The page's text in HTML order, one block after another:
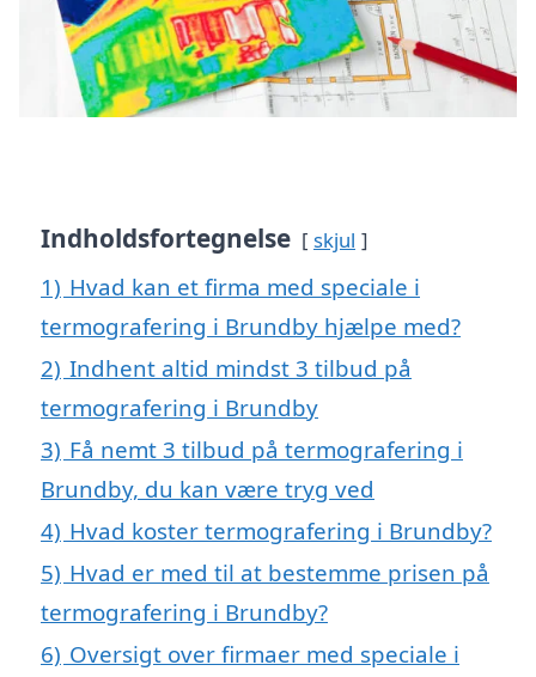
Indholdsfortegnelse skjul
1) Hvad kan et firma med speciale i
termografering i Brundby hjælpe med?
2) Indhent altid mindst 3 tilbud på
termografering i Brundby
3) Få nemt 3 tilbud på termografering i
Brundby, du kan være tryg ved
4) Hvad koster termografering i Brundby?
5) Hvad er med til at bestemme prisen på
termografering i Brundby?
6) Oversigt over firmaer med speciale i